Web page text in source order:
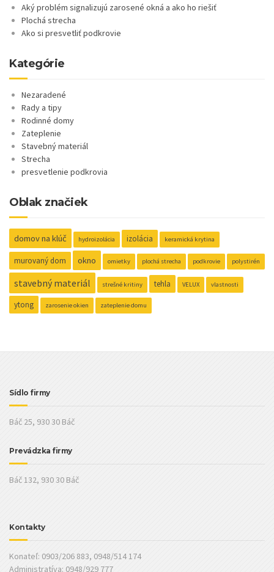
Aký problém signalizujú zarosené okná a ako ho riešiť
Plochá strecha
Ako si presvetliť podkrovie
Kategórie
Nezaradené
Rady a tipy
Rodinné domy
Zateplenie
Stavebný materiál
Strecha
presvetlenie podkrovia
Oblak značiek
domov na klúč hydroizolácia izolácia keramická krytina
murovaný dom okno omietky plochá strecha podkrovie polystirén
stavebný materiál strešné kritiny tehla VELUX vlastnosti
ytong zarosenie okien zateplenie domu
Sídlo firmy
Báč 25, 930 30 Báč
Prevádzka firmy
Báč 132, 930 30 Báč
Kontakty
Konateľ: 0903/206 883, 0948/514 174
Administratíva: 0948/929 777